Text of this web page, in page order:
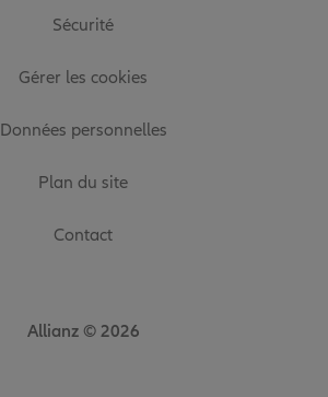
Sécurité
Gérer les cookies
Données personnelles
Plan du site
Contact
Allianz © 2026